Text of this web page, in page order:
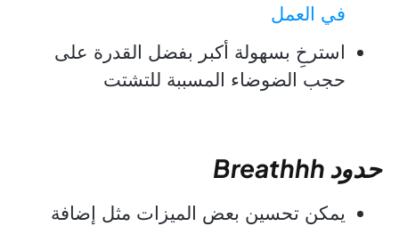
في العمل
استرخِ بسهولة أكبر بفضل القدرة على
حجب الضوضاء المسببة للتشتت
حدود Breathhh
يمكن تحسين بعض الميزات مثل إضافة